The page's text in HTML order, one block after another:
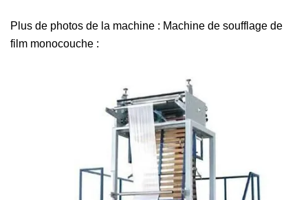
Plus de photos de la machine : Machine de soufflage de
film monocouche :